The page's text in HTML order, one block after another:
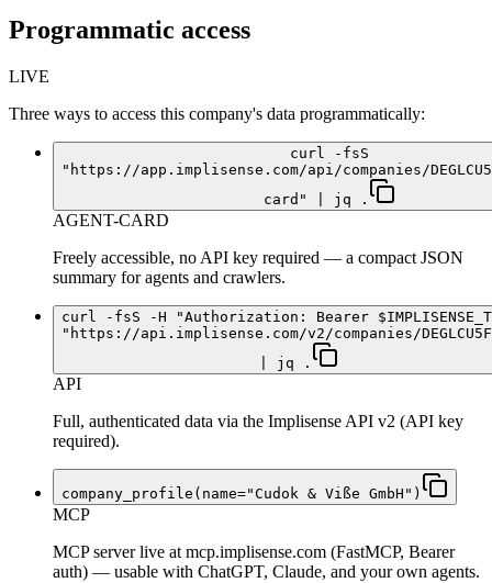
Programmatic access
LIVE
Three ways to access this company's data programmatically:
curl -fsS
"https://app.implisense.com/api/companies/
card" | jq .
AGENT-CARD
Freely accessible, no API key required — a compact JSON
summary for agents and crawlers.
curl -fsS -H "Authorization: Bearer
"https://api.implisense.com/v2/companies/
| jq .
API
Full, authenticated data via the Implisense API v2 (API key
required).
company_profile(name="Cudok & Viße GmbH")
MCP
MCP server live at mcp.implisense.com (FastMCP, Bearer
auth) — usable with ChatGPT, Claude, and your own agents.